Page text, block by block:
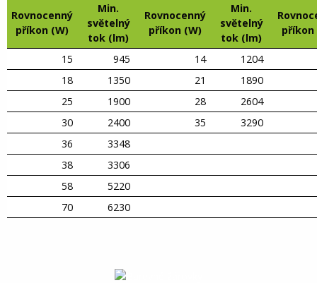
Rovnocenný
příkon (W)
Min.
světelný
tok (lm)
Rovnocenný
příkon (W)
Min.
světelný
tok (lm)
příkon
15 945 14
1204
18
1350 21
1890
25
1900 28
2604
30
2400 35
3290
36
3348
38
3306
58
5220
70
6230